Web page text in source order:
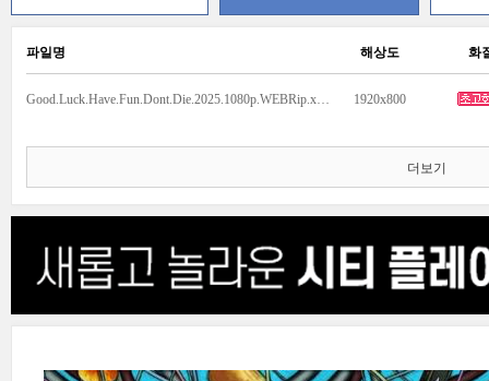
파일명 해상도 화
Good.Luck.Have.Fun.Dont.Die.2025.1080p.WEBRip.x264.AAC5.1.mp4 1920x800
더보기